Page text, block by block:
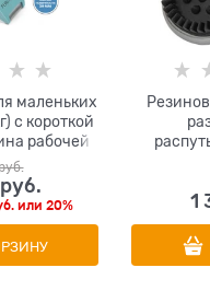
маленьких
с короткой
рабочей
см (FUR Cat
Hair)
руб.
или 20% 1